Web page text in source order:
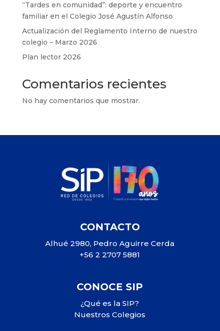
“Tardes en comunidad”: deporte y encuentro
familiar en el Colegio José Agustín Alfonso
Actualización del Reglamento Interno de nuestro
colegio – Marzo 2026
Plan lector 2026
Comentarios recientes
No hay comentarios que mostrar.
CONTACTO
Alhué 2980, Pedro Aguirre Cerda
+56 2 2707 5881
CONOCE SIP
¿Qué es la SIP?
Nuestros Colegios